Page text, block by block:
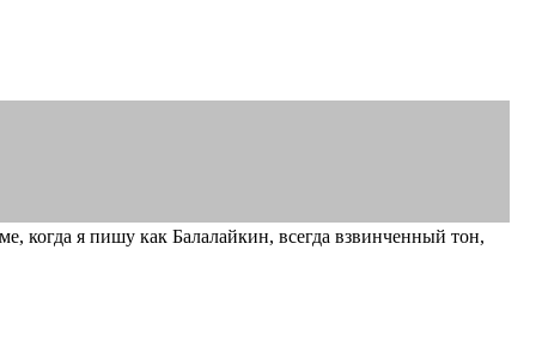
когда я пишу как Балалайкин, всегда взвинченный тон,